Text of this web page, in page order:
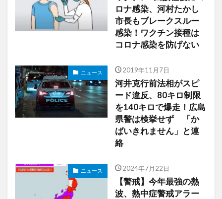
ロナ感染、河村たかし
市長もブレークスルー
感染！ワクチン接種は
コロナ感染を防げない
ニュース 2019年11月7日
河井克行前法相がスピ
ード違反、80キロ制限
を140キロで爆走！広島
県警は検挙せず 「か
ばいきれません」と連
絡
ニュース 2024年7月22日
【警戒】今年最強の熱
波、熱中症警戒アラー